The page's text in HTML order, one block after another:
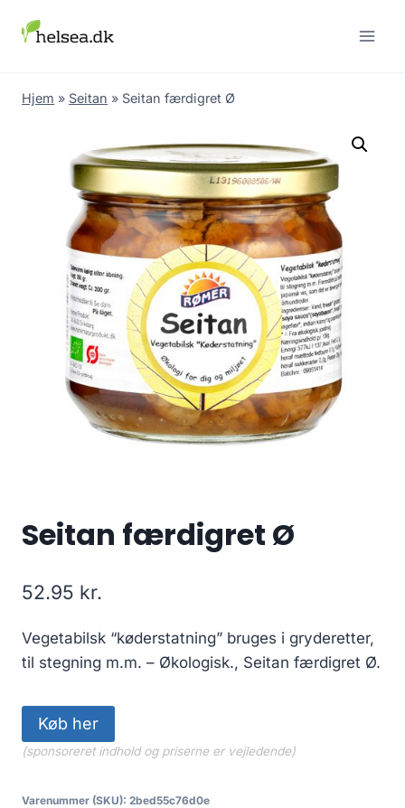
Hjem » Seitan » Seitan færdigret Ø
Seitan færdigret Ø
52.95 kr.
Vegetabilsk “køderstatning” bruges i gryderetter,
til stegning m.m. – Økologisk., Seitan færdigret Ø.
Køb her
(sponsoreret indhold og priserne er vejledende)
Varenummer (SKU): 2bed55c76d0e